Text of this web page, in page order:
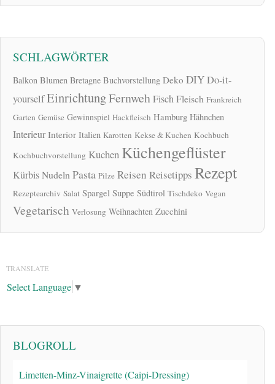
SCHLAGWÖRTER
Balkon Blumen Bretagne Buchvorstellung Deko DIYDo-it-
yourselfEinrichtungFernwehFischFleisch Frankreich
Garten Gemüse Gewinnspiel Hackfleisch Hamburg Hähnchen
Interieur Interior Italien Karotten Kekse & Kuchen Kochbuch
Kochbuchvorstellung Kuchen Küchengeflüster
KürbisNudelnPasta Pilze Reisen Reisetipps Rezept
Rezeptearchiv Salat Spargel Suppe Südtirol Tischdeko Vegan
Vegetarisch Verlosung Weihnachten Zucchini
TRANSLATE
Select Language ▼
BLOGROLL
Limetten-Minz-Vinaigrette (Caipi-Dressing)